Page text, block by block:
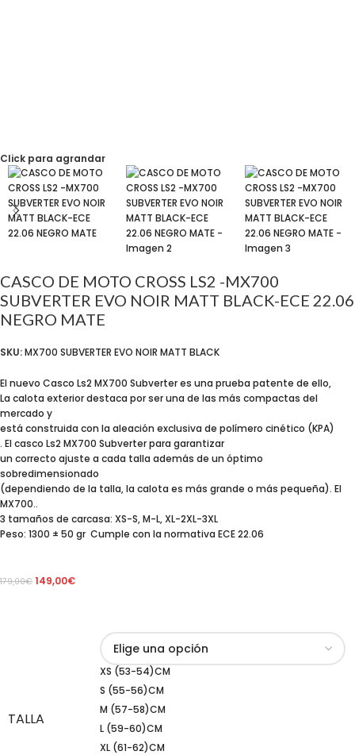
Click para agrandar
CASCO DE MOTO CROSS LS2 -MX700
SUBVERTER EVO NOIR MATT BLACK-ECE 22.06
NEGRO MATE
SKU:MX700 SUBVERTER EVO NOIR MATT BLACK
El nuevo Casco Ls2 MX700 Subverter es una prueba patente de ello,
La calota exterior destaca por ser una de las más compactas del
mercado y
está construida con la aleación exclusiva de polímero cinético (KPA)
. El casco Ls2 MX700 Subverter para garantizar
un correcto ajuste a cada talla además de un óptimo
sobredimensionado
(dependiendo de la talla, la calota es más grande o más pequeña). El
MX700..
3 tamaños de carcasa: XS-S, M-L, XL-2XL-3XL
Peso: 1300 ± 50 gr Cumple con la normativa ECE 22.06
179,00€ 149,00€
TALLA
XS (53-54)CM
S (55-56)CM
M (57-58)CM
L (59-60)CM
XL (61-62)CM